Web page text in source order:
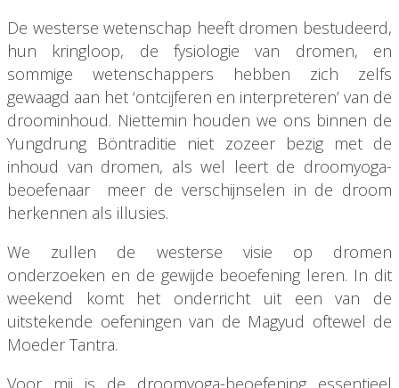
De westerse wetenschap heeft dromen bestudeerd,
hun kringloop, de fysiologie van dromen, en
sommige wetenschappers hebben zich zelfs
gewaagd aan het ‘ontcijferen en interpreteren’ van de
droominhoud. Niettemin houden we ons binnen de
Yungdrung Böntraditie niet zozeer bezig met de
inhoud van dromen, als wel leert de droomyoga-
beoefenaar meer de verschijnselen in de droom
herkennen als illusies.
We zullen de westerse visie op dromen
onderzoeken en de gewijde beoefening leren. In dit
weekend komt het onderricht uit een van de
uitstekende oefeningen van de Magyud oftewel de
Moeder Tantra.
Voor mij is de droomyoga-beoefening essentieel